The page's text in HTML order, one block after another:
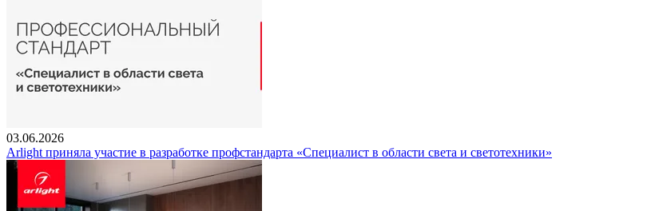
03.06.2026
Arlight приняла участие в разработке профстандарта «Специалист в области света и светотехники»